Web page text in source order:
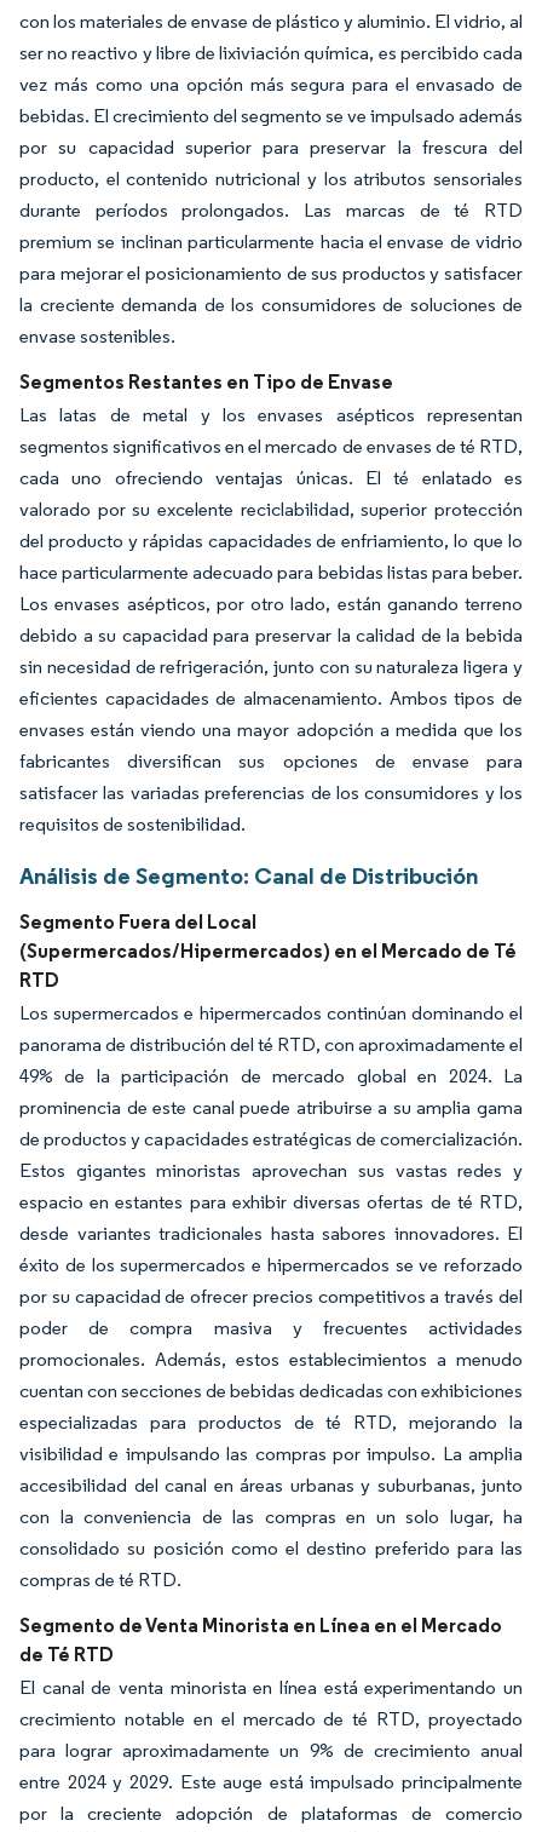
con los materiales de envase de plástico y aluminio. El vidrio, al
ser no reactivo y libre de lixiviación química, es percibido cada
vez más como una opción más segura para el envasado de
bebidas. El crecimiento del segmento se ve impulsado además
por su capacidad superior para preservar la frescura del
producto, el contenido nutricional y los atributos sensoriales
durante períodos prolongados. Las marcas de té RTD
premium se inclinan particularmente hacia el envase de vidrio
para mejorar el posicionamiento de sus productos y satisfacer
la creciente demanda de los consumidores de soluciones de
envase sostenibles.
Segmentos Restantes en Tipo de Envase
Las latas de metal y los envases asépticos representan
segmentos significativos en el mercado de envases de té RTD,
cada uno ofreciendo ventajas únicas. El té enlatado es
valorado por su excelente reciclabilidad, superior protección
del producto y rápidas capacidades de enfriamiento, lo que lo
hace particularmente adecuado para bebidas listas para beber.
Los envases asépticos, por otro lado, están ganando terreno
debido a su capacidad para preservar la calidad de la bebida
sin necesidad de refrigeración, junto con su naturaleza ligera y
eficientes capacidades de almacenamiento. Ambos tipos de
envases están viendo una mayor adopción a medida que los
fabricantes diversifican sus opciones de envase para
satisfacer las variadas preferencias de los consumidores y los
requisitos de sostenibilidad.
Análisis de Segmento: Canal de Distribución
Segmento Fuera del Local
(Supermercados/Hipermercados) en el Mercado de Té
RTD
Los supermercados e hipermercados continúan dominando el
panorama de distribución del té RTD, con aproximadamente el
49% de la participación de mercado global en 2024. La
prominencia de este canal puede atribuirse a su amplia gama
de productos y capacidades estratégicas de comercialización.
Estos gigantes minoristas aprovechan sus vastas redes y
espacio en estantes para exhibir diversas ofertas de té RTD,
desde variantes tradicionales hasta sabores innovadores. El
éxito de los supermercados e hipermercados se ve reforzado
por su capacidad de ofrecer precios competitivos a través del
poder de compra masiva y frecuentes actividades
promocionales. Además, estos establecimientos a menudo
cuentan con secciones de bebidas dedicadas con exhibiciones
especializadas para productos de té RTD, mejorando la
visibilidad e impulsando las compras por impulso. La amplia
accesibilidad del canal en áreas urbanas y suburbanas, junto
con la conveniencia de las compras en un solo lugar, ha
consolidado su posición como el destino preferido para las
compras de té RTD.
Segmento de Venta Minorista en Línea en el Mercado
de Té RTD
El canal de venta minorista en línea está experimentando un
crecimiento notable en el mercado de té RTD, proyectado
para lograr aproximadamente un 9% de crecimiento anual
entre 2024 y 2029. Este auge está impulsado principalmente
por la creciente adopción de plataformas de comercio